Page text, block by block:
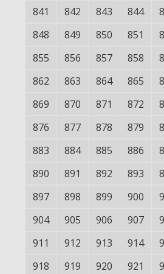
841 842 843 844
848
849 850 851
855
856 857 858
862
863 864 865
869
870 871 872
876
877 878 879
883
884 885 886
890
891 892 893
897
898 899 900
904
905 906 907
911
912 913 914
918
919 920 921